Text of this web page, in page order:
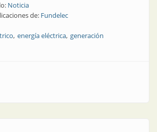
Noticia
de: Fundelec
energía eléctrica generación
Noticia | Más frío, menos consumo